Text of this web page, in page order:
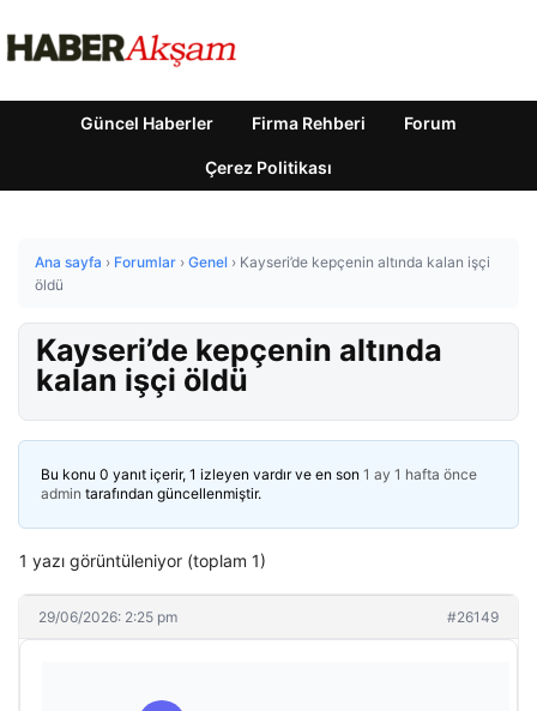
Güncel Haberler Firma Rehberi Forum
Çerez Politikası
Ana sayfa › Forumlar › Genel › Kayseri’de kepçenin altında kalan işçi
öldü
Kayseri’de kepçenin altında
kalan işçi öldü
Bu konu 0 yanıt içerir, 1 izleyen vardır ve en son 1 ay 1 hafta önce
admin tarafından güncellenmiştir.
1 yazı görüntüleniyor (toplam 1)
29/06/2026: 2:25 pm #26149